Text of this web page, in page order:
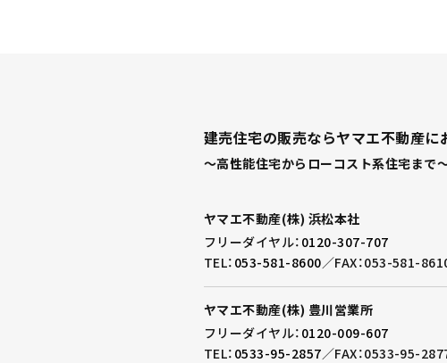
建売住宅の販売ならヤマエ不動産に
～高性能住宅からローコスト系住宅まで
ヤマエ不動産(株) 浜松本社
フリーダイヤル： 0120-307-707
TEL： 053-581-8600／FAX：053-581-
ヤマエ不動産(株) 豊川営業所
フリーダイヤル： 0120-009-607
TEL： 0533-95-2857／FAX：0533-95-